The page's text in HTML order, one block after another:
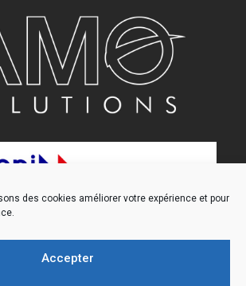
des cookies améliorer votre expérience et pour
Accepter